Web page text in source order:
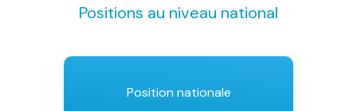
Positions au niveau national
Position nationale